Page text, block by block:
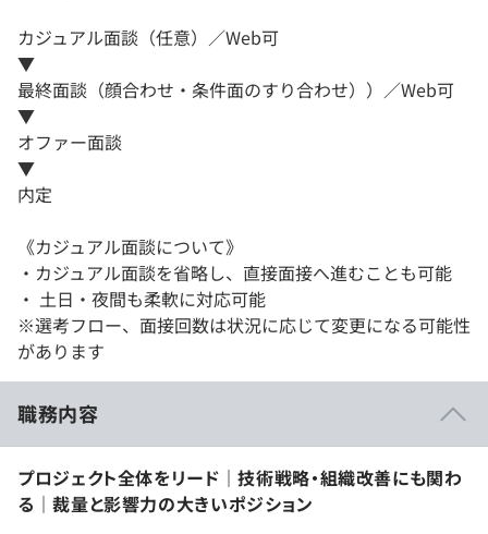
カジュアル面談（任意）／Web可
▼
最終面談（顔合わせ・条件面のすり合わせ））／Web可
▼
オファー面談
▼
内定
《カジュアル面談について》
・カジュアル面談を省略し、直接面接へ進むことも可能
・ 土日・夜間も柔軟に対応可能
※選考フロー、面接回数は状況に応じて変更になる可能性
があります
職務内容
プロジェクト全体をリード｜技術戦略・組織改善にも関わ
る｜裁量と影響力の大きいポジション